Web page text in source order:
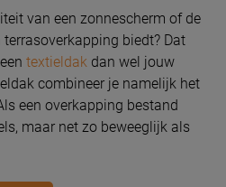
van een zonnescherm of de
biedt? Dat
textieldak dan wel jouw
combineer je namelijk het
een overkapping bestand
maar net zo beweeglijk als